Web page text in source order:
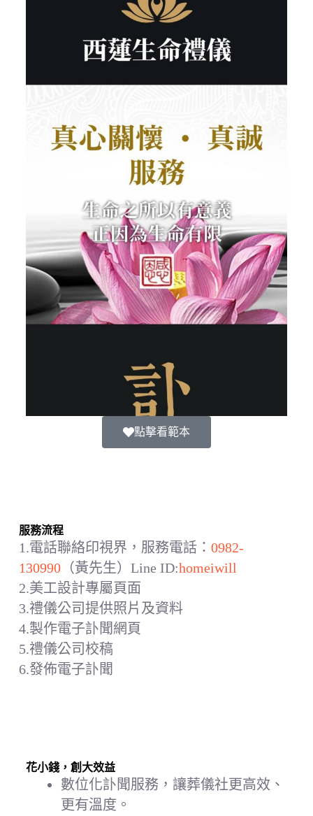
點擊看範本
服務流程
1.電話聯絡印視界，服務電話： 0982-
130990（黃先生）Line ID:homeiwill
2.美工設計專屬頁面
3.禮儀公司提供照片及資料
4.製作電子訃聞網頁
5.禮儀公司校稿
6.發佈電子訃聞
花小錢，創大效益
數位化訃聞服務，讓葬儀社更高效、
更有溫度。